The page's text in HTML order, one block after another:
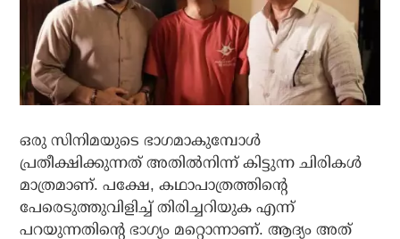
ഒരു സിനിമയുടെ ഭാഗമാകുമ്പോൾ
പ്രതീക്ഷിക്കുന്നത് അതിൽനിന്ന് കിട്ടുന്ന ചിരികൾ
മാത്രമാണ്. പക്ഷേ, കഥാപാത്രത്തിൻ്റെ
പേരെടുത്തുവിളിച്ച് തിരിച്ചറിയുക എന്ന്
പറയുന്നതിന്റെ ഭാഗ്യം മറ്റൊന്നാണ്. ആദ്യം അത്